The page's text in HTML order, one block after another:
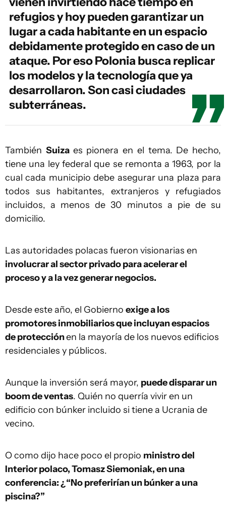
refugios y hoy pueden garantizar un
lugar a cada habitante en un espacio
debidamente protegido en caso de un
ataque. Por eso Polonia busca replicar
los modelos y la tecnología que ya
desarrollaron. Son casi ciudades
subterráneas.
También Suiza es pionera en el tema. De hecho,
tiene una ley federal que se remonta a 1963, por la
cual cada municipio debe asegurar una plaza para
todos sus habitantes, extranjeros y refugiados
incluidos, a menos de 30 minutos a pie de su
domicilio.
Las autoridades polacas fueron visionarias en
involucrar al sector privado para acelerar el
proceso y a la vez generar negocios.
Desde este año, el Gobierno exige a los
promotores inmobiliarios que incluyan espacios
de protecciónen la mayoría de los nuevos edificios
residenciales y públicos.
Aunque la inversión será mayor, puede disparar un
boom de ventas. Quién no querría vivir en un
edificio con búnker incluido si tiene a Ucrania de
vecino.
O como dijo hace poco el propio ministro del
Interior polaco, Tomasz Siemoniak, en una
conferencia: ¿“No preferirían un búnker a una
piscina?”